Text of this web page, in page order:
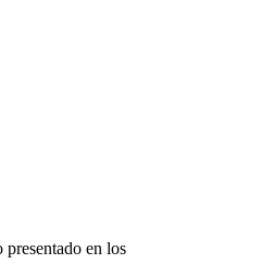
presentado en los